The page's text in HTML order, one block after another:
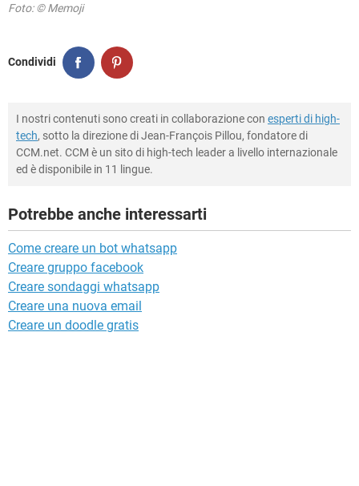
Foto: © Memoji
Condividi
I nostri contenuti sono creati in collaborazione con esperti di high-
tech, sotto la direzione di Jean-François Pillou, fondatore di
CCM.net. CCM è un sito di high-tech leader a livello internazionale
ed è disponibile in 11 lingue.
Potrebbe anche interessarti
Come creare un bot whatsapp
Creare gruppo facebook
Creare sondaggi whatsapp
Creare una nuova email
Creare un doodle gratis